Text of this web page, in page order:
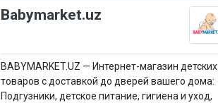
Babymarket.uz
BABYMARKET.UZ — Интернет-магазин детских
товаров с доставкой до дверей вашего дома:
Подгузники, детское питание, гигиена и уход,